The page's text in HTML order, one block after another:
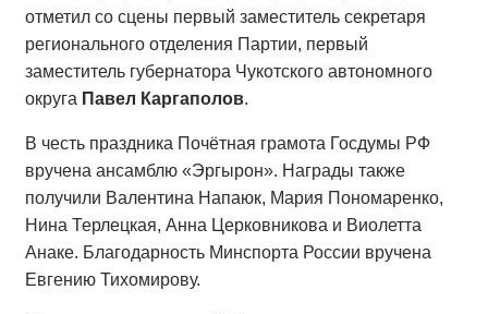
отметил со сцены первый заместитель секретаря
регионального отделения Партии, первый
заместитель губернатора Чукотского автономного
округа Павел Каргаполов.
В честь праздника Почётная грамота Госдумы РФ
вручена ансамблю «Эргырон». Награды также
получили Валентина Напаюк, Мария Пономаренко,
Нина Терлецкая, Анна Церковникова и Виолетта
Анаке. Благодарность Минспорта России вручена
Евгению Тихомирову.